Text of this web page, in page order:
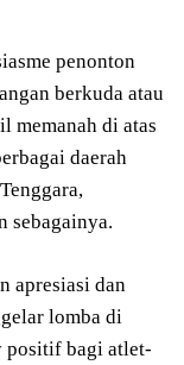
penonton
berkuda atau
memanah di atas
daerah
sebagainya.
apresiasi dan
lomba di
positif bagi atlet-